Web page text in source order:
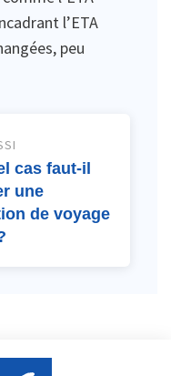
l’ETA
peu
cas faut-il
une
de voyage